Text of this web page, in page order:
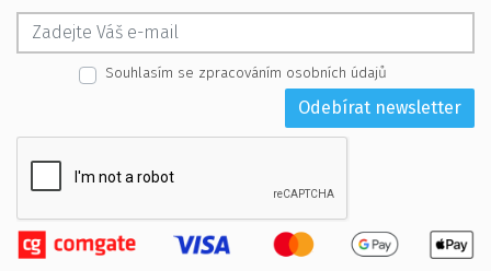
Souhlasím se zpracováním osobních údajů
Odebírat newsletter